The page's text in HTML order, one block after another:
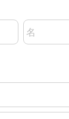
名前の名